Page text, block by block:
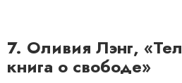
7. Оливия Лэнг,
книга о свободе»